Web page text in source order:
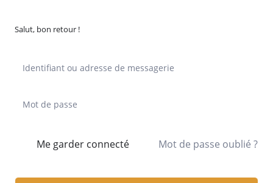
Salut, bon retour !
Me garder connecté Mot de passe oublié ?